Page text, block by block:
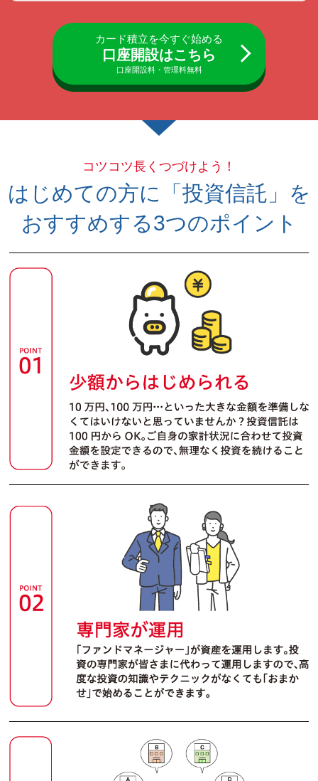
カード積立を今すぐ始める
口座開設はこちら
口座開設料・管理料無料
コツコツ長くつづけよう！
はじめての方に「投資信託」を
おすすめする3つのポイント